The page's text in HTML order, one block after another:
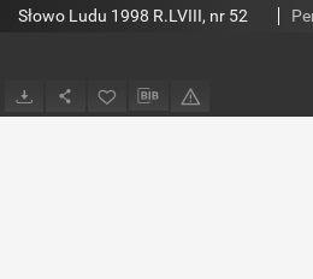
Słowo Ludu 1998 R.LVIII, nr 52